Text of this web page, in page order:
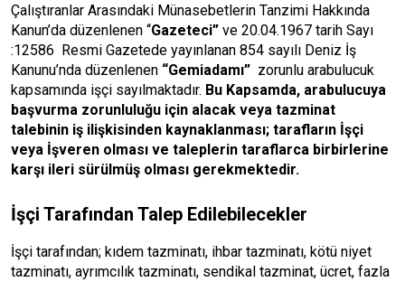
Çalıştıranlar Arasındaki Münasebetlerin Tanzimi Hakkında
Kanun’da düzenlenen “Gazeteci” ve 20.04.1967 tarih Sayı
:12586 Resmi Gazetede yayınlanan 854 sayılı Deniz İş
Kanunu’nda düzenlenen “Gemiadamı” zorunlu arabulucuk
kapsamında işçi sayılmaktadır. Bu Kapsamda, arabulucuya
başvurma zorunluluğu için alacak veya tazminat
talebinin iş ilişkisinden kaynaklanması; tarafların İşçi
veya İşveren olması ve taleplerin taraflarca birbirlerine
karşı ileri sürülmüş olması gerekmektedir.
İşçi Tarafından Talep Edilebilecekler
İşçi tarafından; kıdem tazminatı, ihbar tazminatı, kötü niyet
tazminatı, ayrımcılık tazminatı, sendikal tazminat, ücret, fazla